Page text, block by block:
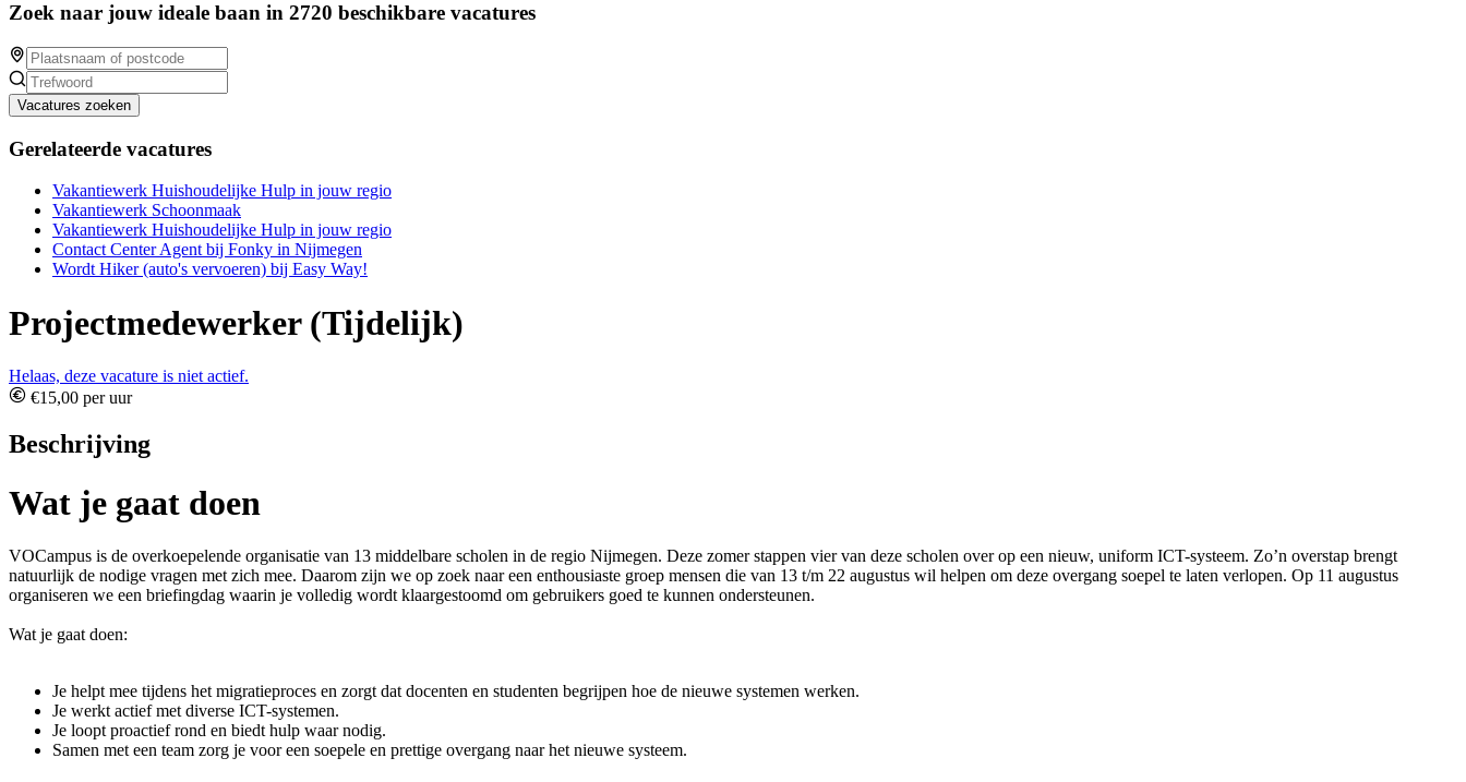
Zoek naar jouw ideale baan in 2720 beschikbare vacatures
Vacatures zoeken
Gerelateerde vacatures
Vakantiewerk Huishoudelijke Hulp in jouw regio
Vakantiewerk Schoonmaak
Vakantiewerk Huishoudelijke Hulp in jouw regio
Contact Center Agent bij Fonky in Nijmegen
Wordt Hiker (auto's vervoeren) bij Easy Way!
Projectmedewerker (Tijdelijk)
Helaas, deze vacature is niet actief.
€15,00 per uur
Beschrijving
Wat je gaat doen
VOCampus is de overkoepelende organisatie van 13 middelbare scholen in de regio Nijmegen. Deze zomer stappen vier van deze scholen over op een nieuw, uniform ICT-systeem. Zo’n overstap brengt
natuurlijk de nodige vragen met zich mee. Daarom zijn we op zoek naar een enthousiaste groep mensen die van 13 t/m 22 augustus wil helpen om deze overgang soepel te laten verlopen. Op 11 augustus
organiseren we een briefingdag waarin je volledig wordt klaargestoomd om gebruikers goed te kunnen ondersteunen.
Wat je gaat doen:
Je helpt mee tijdens het migratieproces en zorgt dat docenten en studenten begrijpen hoe de nieuwe systemen werken.
Je werkt actief met diverse ICT-systemen.
Je loopt proactief rond en biedt hulp waar nodig.
Samen met een team zorg je voor een soepele en prettige overgang naar het nieuwe systeem.